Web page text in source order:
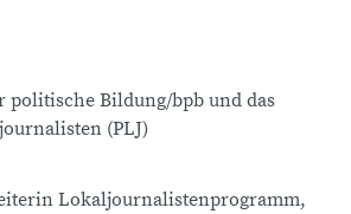
politische Bildung/bpb und das
(PLJ)
Lokaljournalistenprogramm,